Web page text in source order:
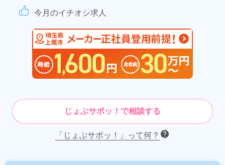
今月のイチオシ求人
じょぶサポッ！で相談する
「じょぶサポッ！」って何？